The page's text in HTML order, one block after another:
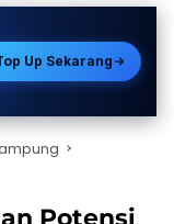
Up Sekarang
Potensi